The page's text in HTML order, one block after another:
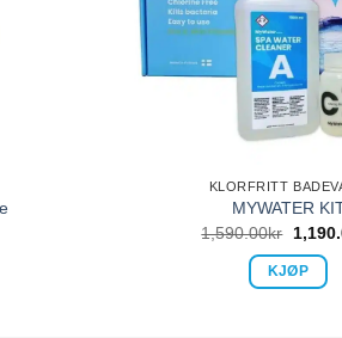
KLORFRITT
MYWATER
1,590.00kr
KJØP